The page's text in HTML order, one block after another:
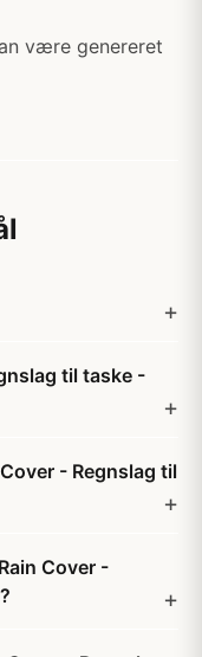
være genereret
til taske -
- Regnslag til
Cover -